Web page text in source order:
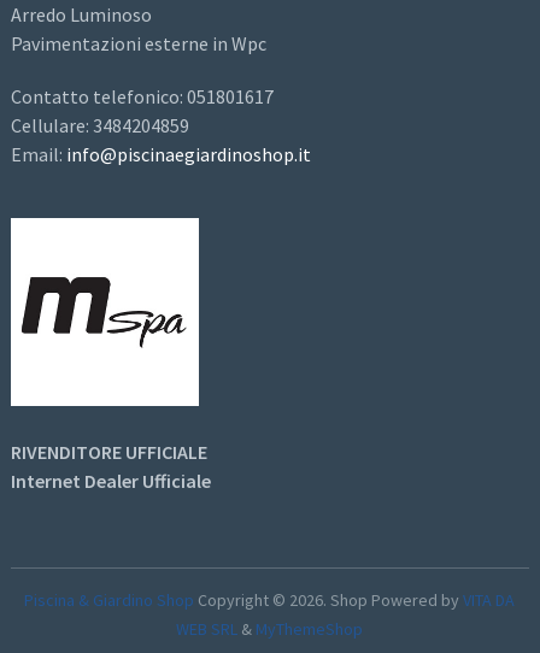
Arredo Luminoso
Pavimentazioni esterne in Wpc
Contatto telefonico: 051801617
Cellulare: 3484204859
Email: info@piscinaegiardinoshop.it
RIVENDITORE UFFICIALE
Internet Dealer Ufficiale
Piscina & Giardino Shop Copyright © 2026. Shop Powered byVITA DA
WEB SRL & MyThemeShop